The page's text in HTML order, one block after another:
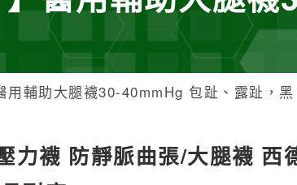
用輔助大腿襪30-40mmHg 包趾、露趾，黑
力襪 防靜脈曲張/大腿襪 西